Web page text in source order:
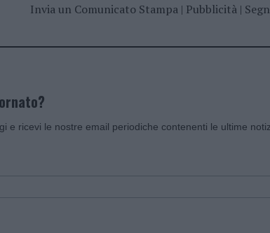
Invia un Comunicato Stampa| Pubblicità|
e ricevi le nostre email periodiche contenenti le ultime